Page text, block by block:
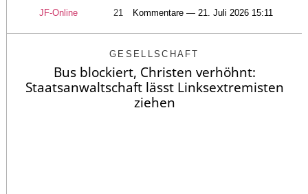
JF-Online 21 Kommentare — 21. Juli 2026 15:11
GESELLSCHAFT
Bus blockiert, Christen verhöhnt:
Staatsanwaltschaft lässt Linksextremisten
ziehen